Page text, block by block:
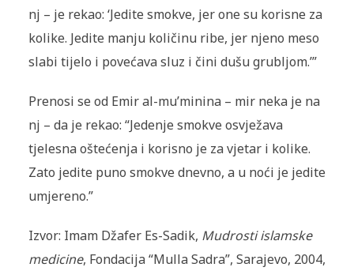
nj – je rekao: ‘Jedite smokve, jer one su korisne za
kolike. Jedite manju količinu ribe, jer njeno meso
slabi ti­jelo i povećava sluz i čini dušu grubljom.’”
Prenosi se od Emir al-mu’minina – mir neka je na
nj – da je rekao: “Jedenje smokve osvježava
tjelesna oštećenja i korisno je za vjetar i ko­like.
Zato jedite puno smokve dnevno, a u noći je jedite
umjereno.”
Izvor: Imam Džafer Es-Sadik, Mudrosti islamske
medicine, Fondacija “Mulla Sadra”, Sarajevo, 2004,